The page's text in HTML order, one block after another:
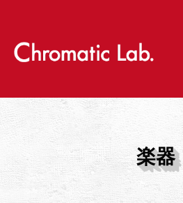
楽器